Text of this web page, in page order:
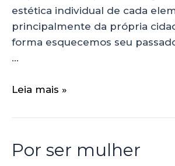
estética individual de cada
principalmente da própria
forma esquecemos seu
…
Leia mais »
Por ser mulher